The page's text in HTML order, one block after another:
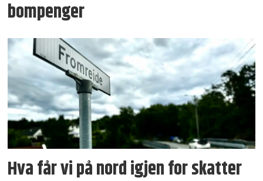
bompenger
Hva får vi på nord igjen for skatter